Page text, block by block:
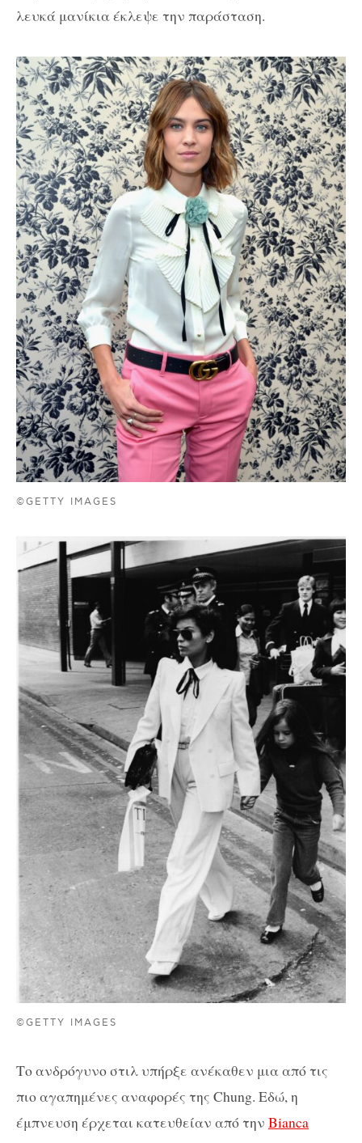
λευκά μανίκια έκλεψε την παράσταση.
©GETTY IMAGES
©GETTY IMAGES
Το ανδρόγυνο στιλ υπήρξε ανέκαθεν μια από τις
πιο αγαπημένες αναφορές της Chung. Εδώ, η
έμπνευση έρχεται κατευθείαν από την Bianca